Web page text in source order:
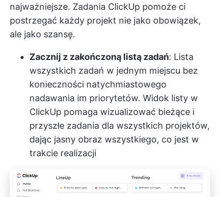
najważniejsze. Zadania ClickUp pomoże ci
postrzegać każdy projekt nie jako obowiązek,
ale jako szansę.
Zacznij z zakończoną listą zadań: Lista
wszystkich zadań w jednym miejscu bez
konieczności natychmiastowego
nadawania im priorytetów. Widok listy w
ClickUp pomaga wizualizować bieżące i
przyszłe zadania dla wszystkich projektów,
dając jasny obraz wszystkiego, co jest w
trakcie realizacji